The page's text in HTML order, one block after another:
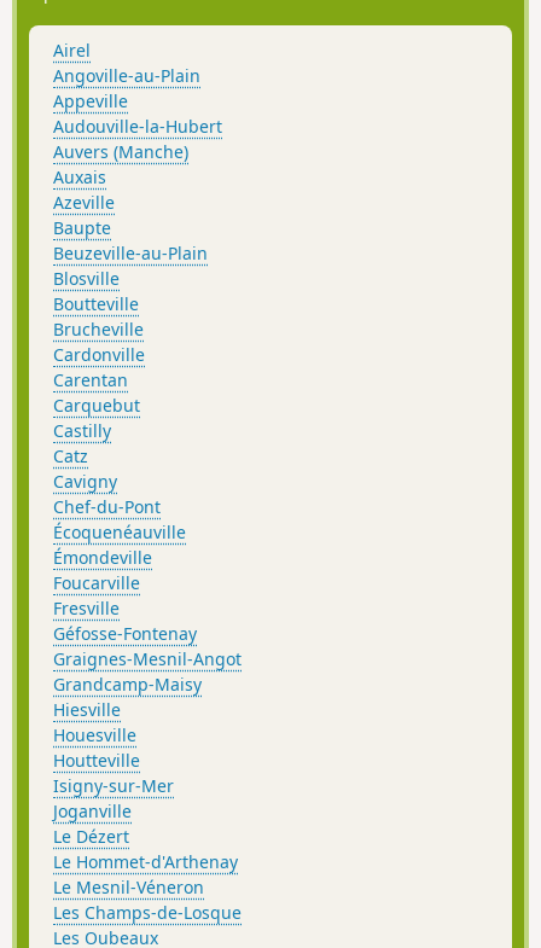
Airel
Angoville-au-Plain
Appeville
Audouville-la-Hubert
Auvers (Manche)
Auxais
Azeville
Baupte
Beuzeville-au-Plain
Blosville
Boutteville
Brucheville
Cardonville
Carentan
Carquebut
Castilly
Catz
Cavigny
Chef-du-Pont
Écoquenéauville
Émondeville
Foucarville
Fresville
Géfosse-Fontenay
Graignes-Mesnil-Angot
Grandcamp-Maisy
Hiesville
Houesville
Houtteville
Isigny-sur-Mer
Joganville
Le Dézert
Le Hommet-d'Arthenay
Le Mesnil-Véneron
Les Champs-de-Losque
Les Oubeaux